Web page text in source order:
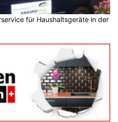
für Haushaltsgeräte in der